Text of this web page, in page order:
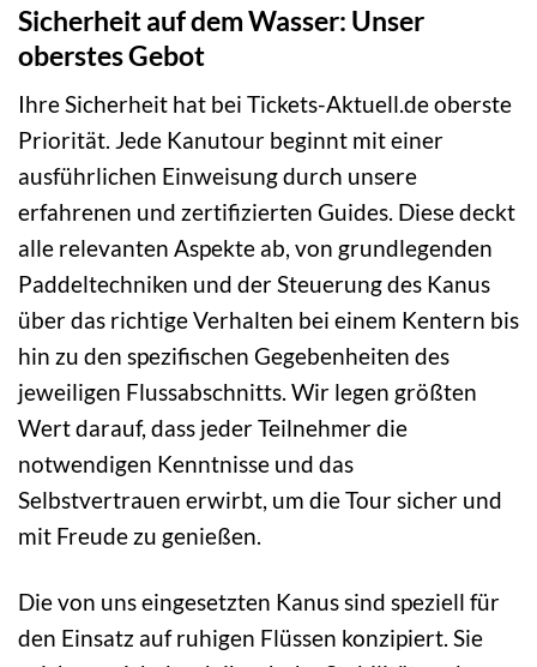
Sicherheit auf dem Wasser: Unser
oberstes Gebot
Ihre Sicherheit hat bei Tickets-Aktuell.de oberste
Priorität. Jede Kanutour beginnt mit einer
ausführlichen Einweisung durch unsere
erfahrenen und zertifizierten Guides. Diese deckt
alle relevanten Aspekte ab, von grundlegenden
Paddeltechniken und der Steuerung des Kanus
über das richtige Verhalten bei einem Kentern bis
hin zu den spezifischen Gegebenheiten des
jeweiligen Flussabschnitts. Wir legen größten
Wert darauf, dass jeder Teilnehmer die
notwendigen Kenntnisse und das
Selbstvertrauen erwirbt, um die Tour sicher und
mit Freude zu genießen.
Die von uns eingesetzten Kanus sind speziell für
den Einsatz auf ruhigen Flüssen konzipiert. Sie